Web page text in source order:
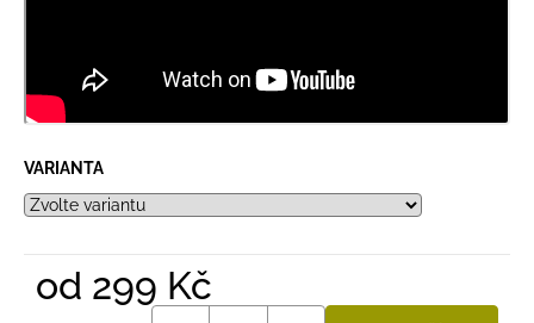
VARIANTA
od 299 Kč